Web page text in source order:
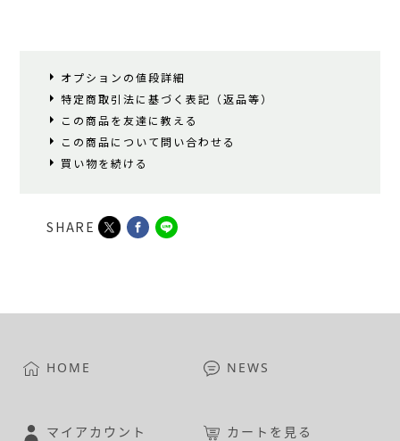
オプションの値段詳細
特定商取引法に基づく表記（返品等）
この商品を友達に教える
この商品について問い合わせる
買い物を続ける
SHARE
HOME NEWS
マイアカウント カートを見る